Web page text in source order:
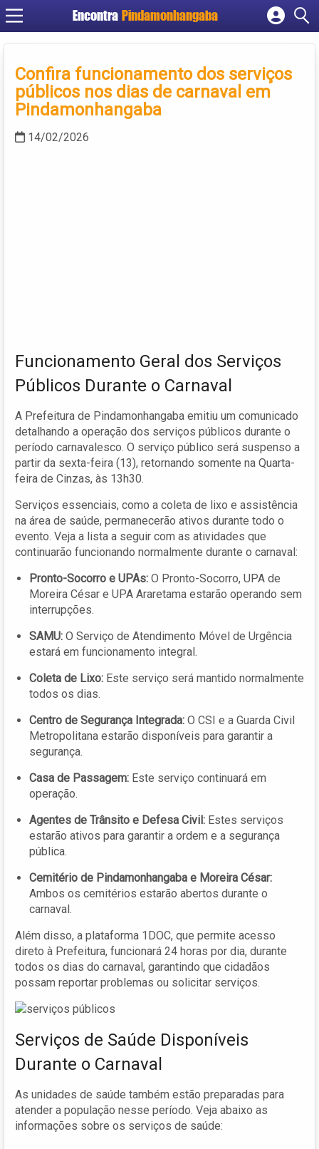
Encontra Pindamonhangaba
Cadastrar empresa
Criar conta
Confira funcionamento dos serviços
públicos nos dias de carnaval em
Pindamonhangaba
14/02/2026
Funcionamento Geral dos Serviços
Públicos Durante o Carnaval
A Prefeitura de Pindamonhangaba emitiu um comunicado
detalhando a operação dos serviços públicos durante o
período carnavalesco. O serviço público será suspenso a
partir da sexta-feira (13), retornando somente na Quarta-
feira de Cinzas, às 13h30.
Serviços essenciais, como a coleta de lixo e assistência
na área de saúde, permanecerão ativos durante todo o
evento. Veja a lista a seguir com as atividades que
continuarão funcionando normalmente durante o carnaval:
Pronto-Socorro e UPAs: O Pronto-Socorro, UPA de
Moreira César e UPA Araretama estarão operando sem
interrupções.
SAMU: O Serviço de Atendimento Móvel de Urgência
estará em funcionamento integral.
Coleta de Lixo: Este serviço será mantido normalmente
todos os dias.
Centro de Segurança Integrada: O CSI e a Guarda Civil
Metropolitana estarão disponíveis para garantir a
segurança.
Casa de Passagem: Este serviço continuará em
operação.
Agentes de Trânsito e Defesa Civil: Estes serviços
estarão ativos para garantir a ordem e a segurança
pública.
Cemitério de Pindamonhangaba e Moreira César:
Ambos os cemitérios estarão abertos durante o
carnaval.
Além disso, a plataforma 1DOC, que permite acesso
direto à Prefeitura, funcionará 24 horas por dia, durante
todos os dias do carnaval, garantindo que cidadãos
possam reportar problemas ou solicitar serviços.
Serviços de Saúde Disponíveis
Durante o Carnaval
As unidades de saúde também estão preparadas para
atender a população nesse período. Veja abaixo as
informações sobre os serviços de saúde: